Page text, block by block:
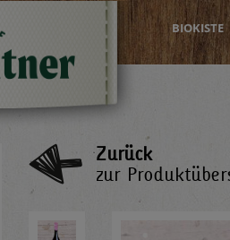
BIOKISTE
Zurück
zur